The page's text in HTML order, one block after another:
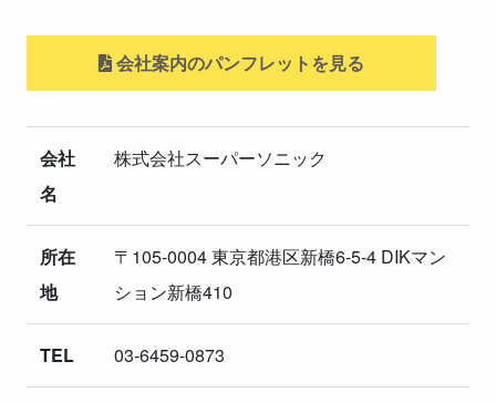
会社案内のパンフレットを見る
会社
名
株式会社スーパーソニック
所在
地
〒105-0004 東京都港区新橋6-5-4 DIKマン
ション新橋410
TEL 03-6459-0873